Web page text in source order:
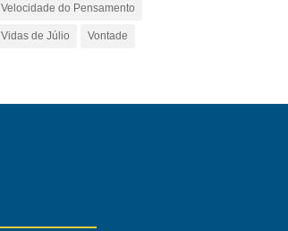
Velocidade do Pensamento
Vidas de Júlio Vontade